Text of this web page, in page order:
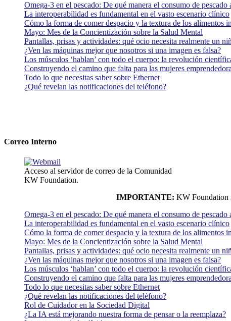
Omega-3 en el pescado: De qué manera el consumo de pescado
La interoperabilidad es fundamental en el vasto escenario clínico
Cómo la forma de comer despacio y la textura de los alimentos
Mayo: Mes de la Concientización sobre la Salud Mental
Pantallas, prisas y actividades: qué ocio necesita realmente un
¿Ven las máquinas mejor que nosotros si una imagen es falsa?
Los músculos ‘hablan’ con todo el cuerpo: la revolución
Construyendo el camino que falta para las mujeres
Todo lo que necesitas saber sobre Ethernet
¿Qué revelan las notificaciones del teléfono?
Correo Interno
Acceso al servidor de correo de la Comunidad
KW Foundation.
IMPORTANTE: KW Foundation
Omega-3 en el pescado: De qué manera el consumo de pescado
La interoperabilidad es fundamental en el vasto escenario clínico
Cómo la forma de comer despacio y la textura de los alimentos
Mayo: Mes de la Concientización sobre la Salud Mental
Pantallas, prisas y actividades: qué ocio necesita realmente un
¿Ven las máquinas mejor que nosotros si una imagen es falsa?
Los músculos ‘hablan’ con todo el cuerpo: la revolución
Construyendo el camino que falta para las mujeres
Todo lo que necesitas saber sobre Ethernet
¿Qué revelan las notificaciones del teléfono?
Rol de Cuidador en la Sociedad Digital
¿La IA está mejorando nuestra forma de pensar o la reemplaza?